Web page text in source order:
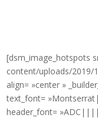
[dsm_image_hotspots
content/uploads/2019/
align= »center »
text_font=
header_font=